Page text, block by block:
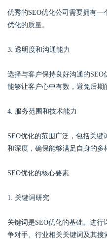
优秀的SEO优化公司需要拥有
优化的质量。
3. 透明度和沟通能力
选择与客户保持良好沟通的
能够让客户心中有数，避免后期
4. 服务范围和技术能力
SEO优化的范围广泛，包括关
和深度，确保能够满足自身的多
SEO优化的核心要素
1. 关键词研究
关键词是SEO优化的基础。进
争对手、行业相关关键词及其